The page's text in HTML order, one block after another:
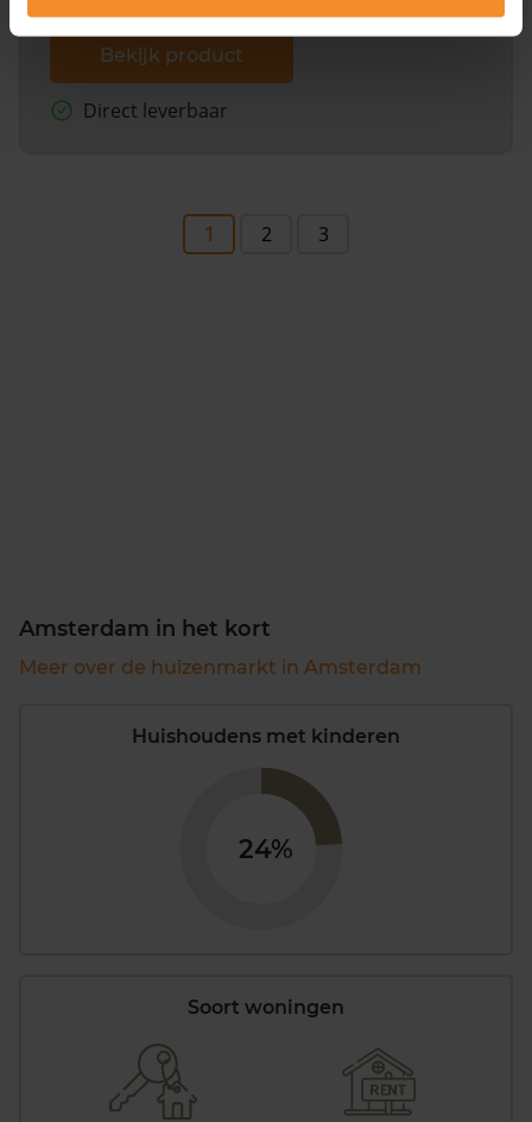
Bekijk product
Direct leverbaar
1 2 3
Amsterdam in het kort
Meer over de huizenmarkt in Amsterdam
Huishoudens met kinderen
24%
Soort woningen